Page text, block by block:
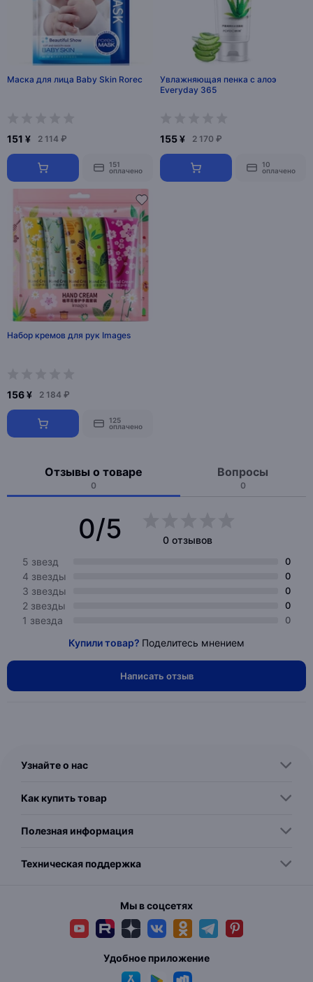
Маска для лица Baby Skin Rorec
151 ¥ 2 114 ₽
151
оплачено
Увлажняющая пенка с алоэ
Everyday 365
155 ¥ 2 170 ₽
10
оплачено
Набор кремов для рук Images
156 ¥ 2 184 ₽
125
оплачено
Отзывы о товаре
0
Вопросы
0
0/5
0 отзывов
5 звезд
0
4 звезды 0
3 звезды 0
2 звезды 0
1 звезда 0
Купили товар? Поделитесь мнением
Написать отзыв
Узнайте о нас
Как купить товар
Полезная информация
Техническая поддержка
Мы в соцсетях
Удобное приложение